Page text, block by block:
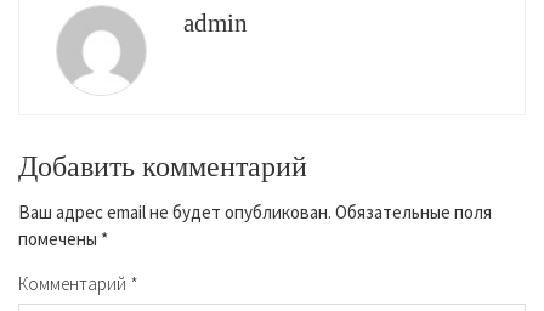
admin
Добавить комментарий
Ваш адрес email не будет опубликован. Обязательные поля
помечены *
Комментарий *